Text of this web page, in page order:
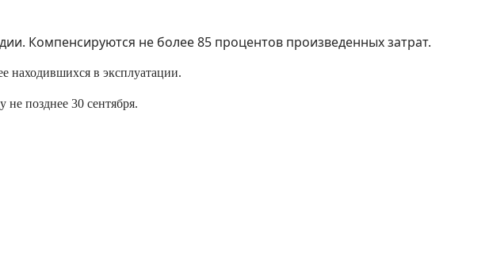
Компенсируются не более 85 процентов произведенных затрат.
находившихся в эксплуатации.
позднее 30 сентября.